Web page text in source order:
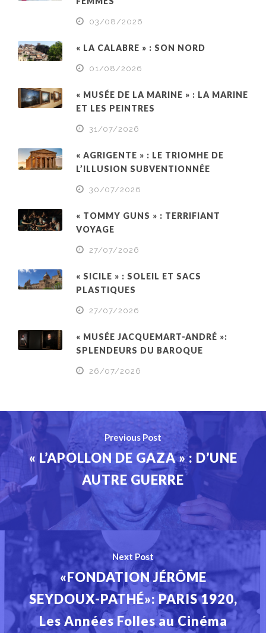
03/08/2026
« LA CALABRE » : SON NORD
01/08/2026
« MUSÉE DE LA MARINE » : LA MARINE
ET LES PEINTRES
31/07/2026
« AGRIGENTE » : LE TRIOMHE DE
L’ILLUSION SUBVENTIONNÉE
30/07/2026
« TOMMY GUNS » : TERRIFIANT
VOYAGE
27/07/2026
« SICILE » : SOLEIL ET SACS
PLASTIQUES
27/07/2026
« MUSÉE JACQUEMART-ANDRÉ »:
SPLENDEURS DU BAROQUE
26/07/2026
Previous Post
« L’APOLLON DE GAZA » : D’UNE
AUTRE GUERRE
Next Post
«FONDATION JÉRÔME
SEYDOUX-PATHÉ»: PARIS 1920,
Les Années Folles au Cinéma